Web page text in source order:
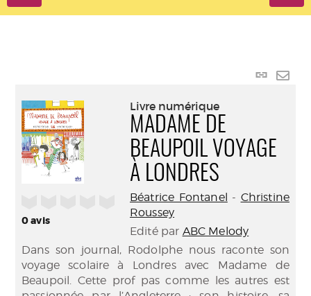
Lien
0avis
Livre numérique
MADAME DE
BEAUPOIL VOYAGE
À LONDRES
Béatrice Fontanel - Christine
Roussey
Edité par ABC Melody
Dans son journal, Rodolphe nous raconte son
voyage scolaire à Londres avec Madame de
Beaupoil. Cette prof pas comme les autres est